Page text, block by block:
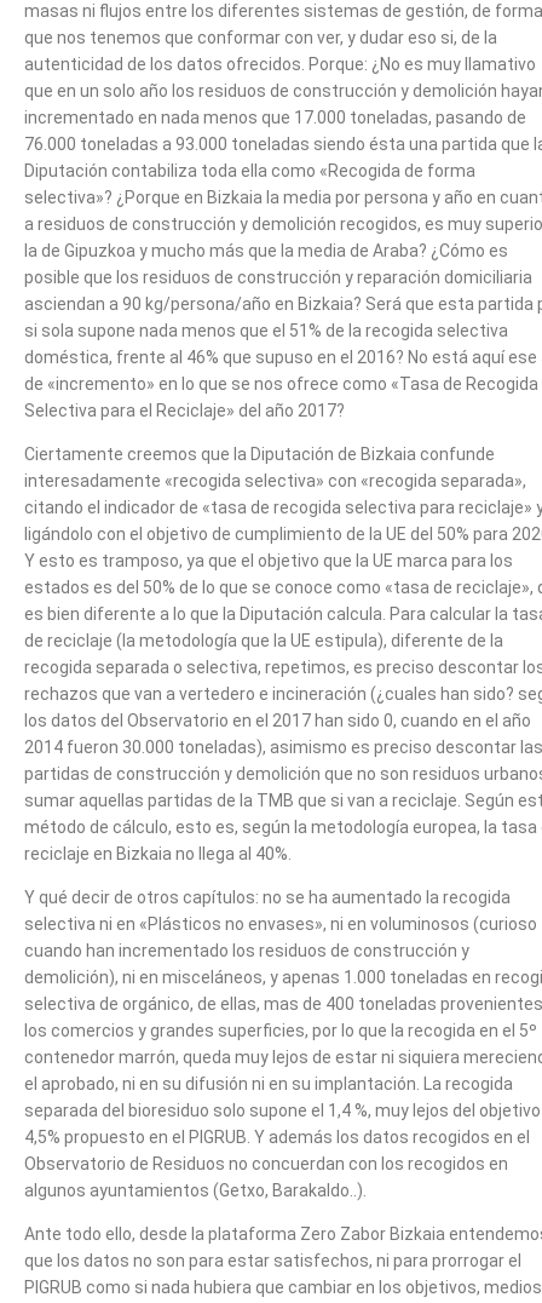
masas ni flujos entre los diferentes sistemas de gestión, de
que nos tenemos que conformar con ver, y dudar eso si, de la
autenticidad de los datos ofrecidos. Porque: ¿No es muy llamativo
que en un solo año los residuos de construcción y demolición
incrementado en nada menos que 17.000 toneladas, pasando de
76.000 toneladas a 93.000 toneladas siendo ésta una partida que
Diputación contabiliza toda ella como «Recogida de forma
selectiva»? ¿Porque en Bizkaia la media por persona y año en
a residuos de construcción y demolición recogidos, es muy
la de Gipuzkoa y mucho más que la media de Araba? ¿Cómo es
posible que los residuos de construcción y reparación domiciliaria
asciendan a 90 kg/persona/año en Bizkaia? Será que esta partida
si sola supone nada menos que el 51% de la recogida selectiva
doméstica, frente al 46% que supuso en el 2016? No está aquí ese
de «incremento» en lo que se nos ofrece como «Tasa de Recogida
Selectiva para el Reciclaje» del año 2017?
Ciertamente creemos que la Diputación de Bizkaia confunde
interesadamente «recogida selectiva» con «recogida separada»,
citando el indicador de «tasa de recogida selectiva para reciclaje»
ligándolo con el objetivo de cumplimiento de la UE del 50% para
Y esto es tramposo, ya que el objetivo que la UE marca para los
estados es del 50% de lo que se conoce como «tasa de reciclaje»,
es bien diferente a lo que la Diputación calcula. Para calcular la
de reciclaje (la metodología que la UE estipula), diferente de la
recogida separada o selectiva, repetimos, es preciso descontar
rechazos que van a vertedero e incineración (¿cuales han sido?
los datos del Observatorio en el 2017 han sido 0, cuando en el año
2014 fueron 30.000 toneladas), asimismo es preciso descontar las
partidas de construcción y demolición que no son residuos
sumar aquellas partidas de la TMB que si van a reciclaje. Según
método de cálculo, esto es, según la metodología europea, la tasa
reciclaje en Bizkaia no llega al 40%.
Y qué decir de otros capítulos: no se ha aumentado la recogida
selectiva ni en «Plásticos no envases», ni en voluminosos (curioso
cuando han incrementado los residuos de construcción y
demolición), ni en misceláneos, y apenas 1.000 toneladas en
selectiva de orgánico, de ellas, mas de 400 toneladas
los comercios y grandes superficies, por lo que la recogida en el 5º
contenedor marrón, queda muy lejos de estar ni siquiera
el aprobado, ni en su difusión ni en su implantación. La recogida
separada del bioresiduo solo supone el 1,4 %, muy lejos del objetivo
4,5% propuesto en el PIGRUB. Y además los datos recogidos en el
Observatorio de Residuos no concuerdan con los recogidos en
algunos ayuntamientos (Getxo, Barakaldo..).
Ante todo ello, desde la plataforma Zero Zabor Bizkaia
que los datos no son para estar satisfechos, ni para prorrogar el
PIGRUB como si nada hubiera que cambiar en los objetivos,